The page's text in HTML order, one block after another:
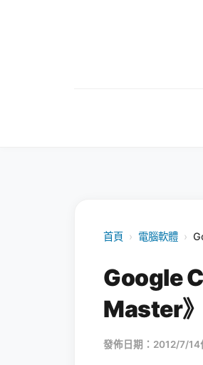
首頁 › 電腦軟體 ›
Google
Master
發佈日期：2012/7/14